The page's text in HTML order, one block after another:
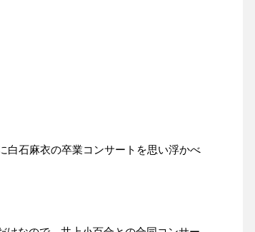
白石麻衣の卒業コンサートを思い浮かべ